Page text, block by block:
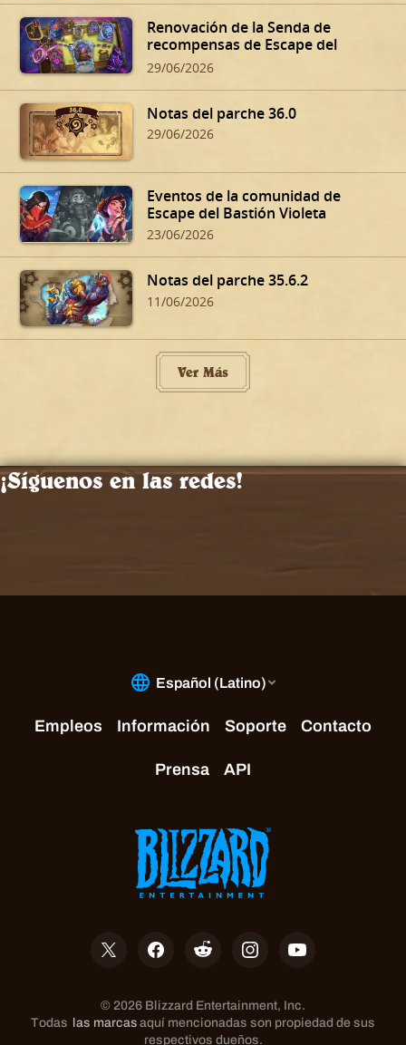
Renovación de la Senda de
recompensas de Escape del
Bastión Violeta
29/06/2026
Notas del parche 36.0
29/06/2026
Eventos de la comunidad de
Escape del Bastión Violeta
23/06/2026
Notas del parche 35.6.2
11/06/2026
Ver Más
¡Síguenos en las redes!